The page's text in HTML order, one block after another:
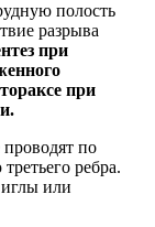
полость
разрыва
при
при
по
ребра.
или